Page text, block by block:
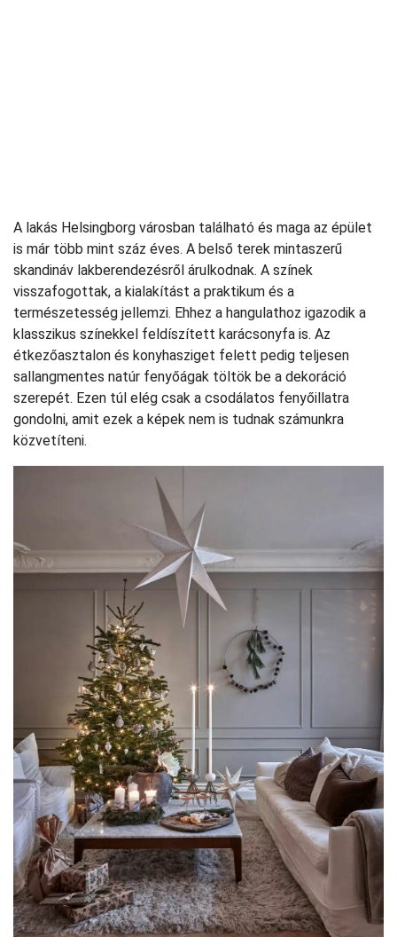
A lakás Helsingborg városban található és maga az épület
is már több mint száz éves. A belső terek mintaszerű
skandináv lakberendezésről árulkodnak. A színek
visszafogottak, a kialakítást a praktikum és a
természetesség jellemzi. Ehhez a hangulathoz igazodik a
klasszikus színekkel feldíszített karácsonyfa is. Az
étkezőasztalon és konyhasziget felett pedig teljesen
sallangmentes natúr fenyőágak töltök be a dekoráció
szerepét. Ezen túl elég csak a csodálatos fenyőillatra
gondolni, amit ezek a képek nem is tudnak számunkra
közvetíteni.